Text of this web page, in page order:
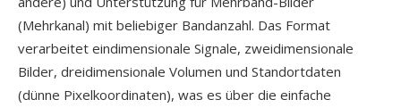
(Mehrkanal) mit beliebiger Bandanzahl. Das Format
verarbeitet eindimensionale Signale, zweidimensionale
Bilder, dreidimensionale Volumen und Standortdaten
(dünne Pixelkoordinaten), was es über die einfache